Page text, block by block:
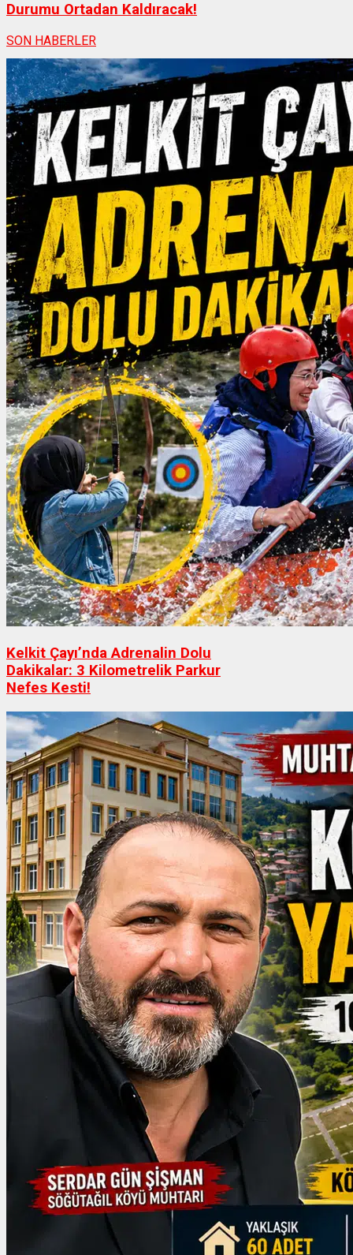
Durumu Ortadan Kaldıracak!
SON HABERLER
Kelkit Çayı’nda Adrenalin Dolu
Dakikalar: 3 Kilometrelik Parkur
Nefes Kesti!